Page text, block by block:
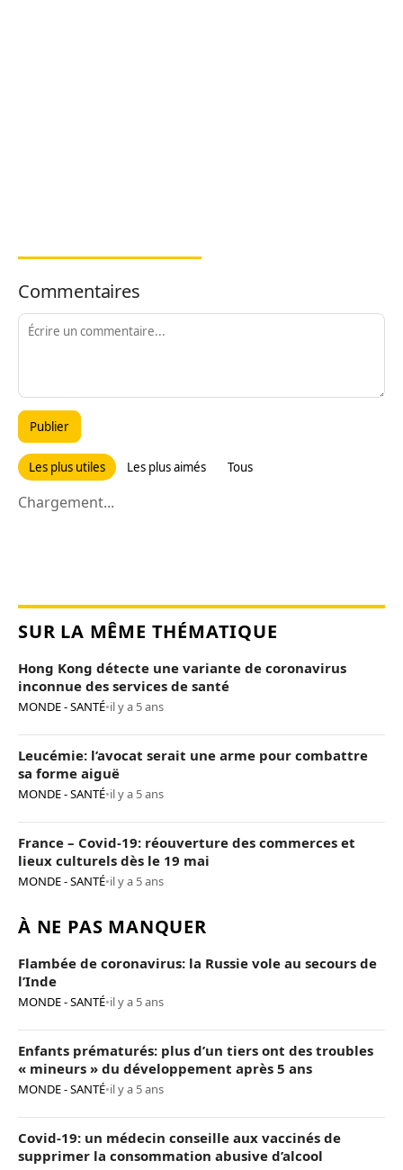
Commentaires
Publier
Les plus utiles Les plus aimés Tous
Chargement...
SUR LA MÊME THÉMATIQUE
Hong Kong détecte une variante de coronavirus
inconnue des services de santé
MONDE - SANTÉ•il y a 5 ans
Leucémie: l’avocat serait une arme pour combattre
sa forme aiguë
MONDE - SANTÉ•il y a 5 ans
France – Covid-19: réouverture des commerces et
lieux culturels dès le 19 mai
MONDE - SANTÉ•il y a 5 ans
À NE PAS MANQUER
Flambée de coronavirus: la Russie vole au secours de
l’Inde
MONDE - SANTÉ•il y a 5 ans
Enfants prématurés: plus d’un tiers ont des troubles
« mineurs » du développement après 5 ans
MONDE - SANTÉ•il y a 5 ans
Covid-19: un médecin conseille aux vaccinés de
supprimer la consommation abusive d’alcool